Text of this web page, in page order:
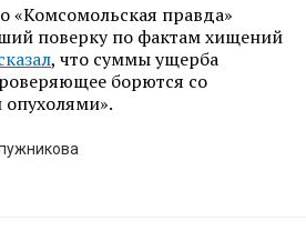
«Комсомольская правда»
поверку по фактам хищений
, что суммы ущерба
борются со
опухолями».